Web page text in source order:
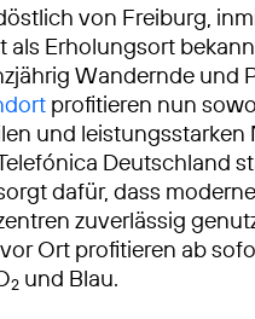
von Freiburg,
Erholungsort
Wandernde und
profitieren nun
und leistungsstarken
Deutschland
dafür, dass
zuverlässig
Ort profitieren ab
2 und Blau.